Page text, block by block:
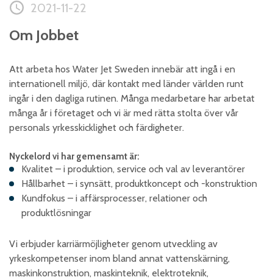
2021-11-22
Om Jobbet
Att arbeta hos Water Jet Sweden innebär att ingå i en
internationell miljö, där kontakt med länder världen runt
ingår i den dagliga rutinen. Många medarbetare har arbetat
många år i företaget och vi är med rätta stolta över vår
personals yrkesskicklighet och färdigheter.
Nyckelord vi har gemensamt är:
Kvalitet – i produktion, service och val av leverantörer
Hållbarhet – i synsätt, produktkoncept och -konstruktion
Kundfokus – i affärsprocesser, relationer och
produktlösningar
Vi erbjuder karriärmöjligheter genom utveckling av
yrkeskompetenser inom bland annat vattenskärning,
maskinkonstruktion, maskinteknik, elektroteknik,
Trä – Fabricerade
trämaterial
Om WJS
Arbeta hos WJS
Bli representant